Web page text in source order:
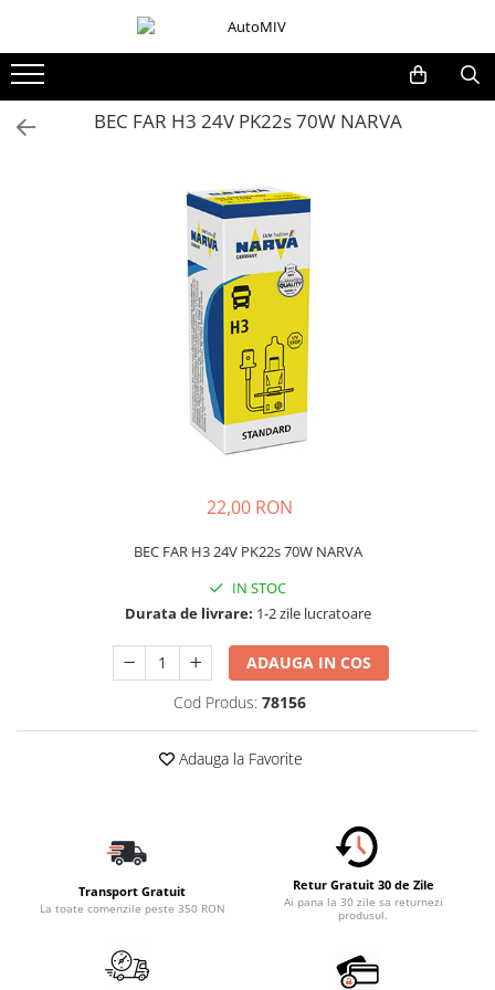
Oferta Saptamanii
Butoane Reglare Oglinzi
Butoane Blocare/Deblocare
Buton Clapeta Rezervor
Alte Butoane/Comutatoare
Husa Auto / Prelata Auto
Accesorii Interior Auto
Inchidere Centralizata
Tavite Portbagaj Dedicate
Seturi Interior
Carcasa Cheie
BEC FAR H3 24V PK22s 70W NARVA
22,00 RON
BEC FAR H3 24V PK22s 70W NARVA
IN STOC
Durata de livrare: 1-2 zile lucratoare
ADAUGA IN COS
Cod Produs: 78156
Adauga la Favorite
Transport Gratuit
La toate comenzile peste 350 RON
Retur Gratuit 30 de Zile
Ai pana la 30 zile sa returnezi
produsul.